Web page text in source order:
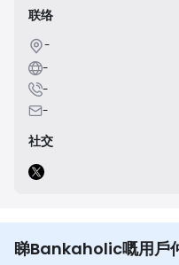
联络
-
-
-
-
社交
睇Bankaholic嘅用戶